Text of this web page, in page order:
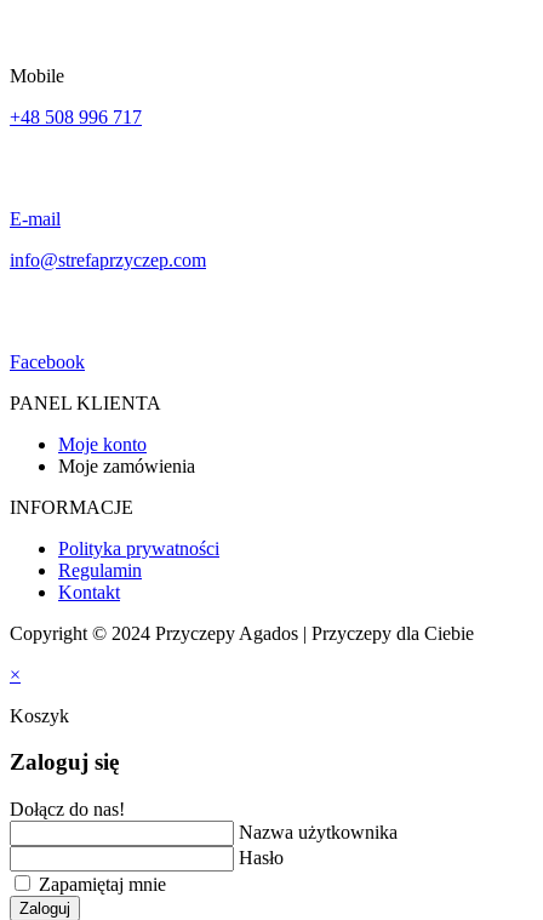
Mobile
+48 508 996 717
E-mail
info@strefaprzyczep.com
Facebook
PANEL KLIENTA
Moje konto
Moje zamówienia
INFORMACJE
Polityka prywatności
Regulamin
Kontakt
Copyright © 2024 Przyczepy Agados | Przyczepy dla Ciebie
×
Koszyk
Zaloguj się
Dołącz do nas!
Nazwa użytkownika
Hasło
Zapamiętaj mnie
Zaloguj